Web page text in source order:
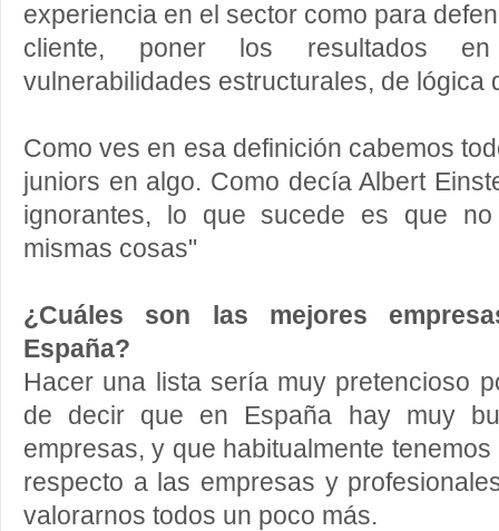
experiencia en el sector como para
cliente, poner los resultados en
vulnerabilidades estructurales, de lógica
Como ves en esa definición cabemos
juniors en algo. Como decía Albert
ignorantes, lo que sucede es que
mismas cosas"
¿Cuáles son las mejores
España?
Hacer una lista sería muy pretencioso
de decir que en España hay muy
empresas, y que habitualmente
respecto a las empresas y
valorarnos todos un poco más.